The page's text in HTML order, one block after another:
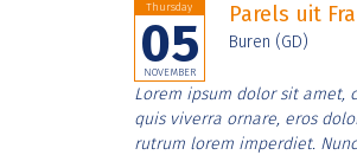
Thursday
05
NOVEMBER
Parels uit
Buren (GD)
Lorem ipsum dolor sit amet,
quis viverra ornare, eros
rutrum lorem imperdiet.